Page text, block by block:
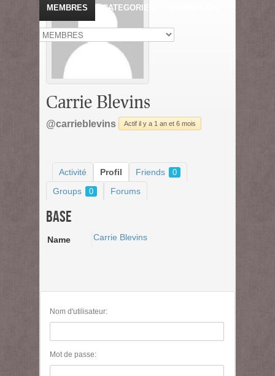
MEMBRES CATEGORIES
Carrie Blevins
@carrieblevins Actif il y a 1 an et 6 mois
Activité Profil Friends 0
Groups 0 Forums
Base
Name Carrie Blevins
Nom d'utilisateur:
Mot de passe: